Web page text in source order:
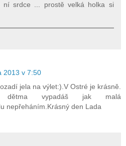
ní srdce ... prostě velká holka si
2013 v 7:50
jela na výlet:).V Ostré je krásně.
vypadáš jak malá
nepřeháním.Krásný den Lada